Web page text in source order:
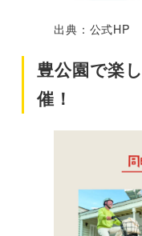
出典：公式HP
豊公園で楽
催！